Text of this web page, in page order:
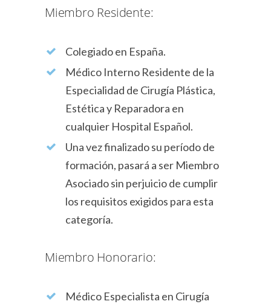
Miembro Residente:
Colegiado en España.
Médico Interno Residente de la
Especialidad de Cirugía Plástica,
Estética y Reparadora en
cualquier Hospital Español.
Una vez finalizado su período de
formación, pasará a ser Miembro
Asociado sin perjuicio de cumplir
los requisitos exigidos para esta
categoría.
Miembro Honorario:
Médico Especialista en Cirugía